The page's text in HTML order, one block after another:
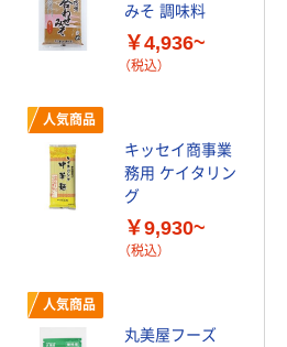
みそ 調味料
￥4,936~
（税込）
人気商品
キッセイ商事業
務用 ケイタリン
グ
￥9,930~
（税込）
人気商品
丸美屋フーズ